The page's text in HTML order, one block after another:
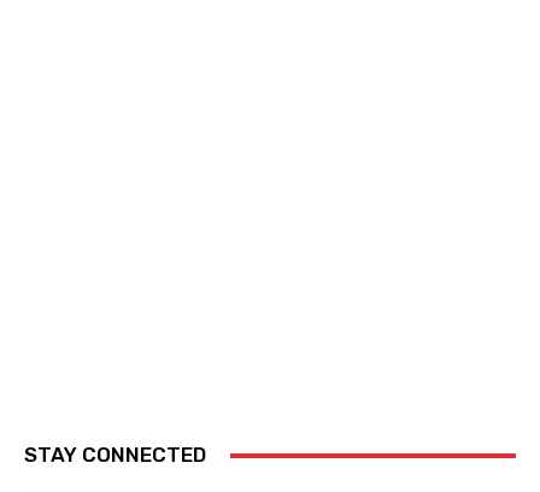
STAY CONNECTED